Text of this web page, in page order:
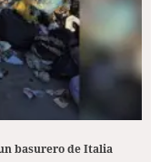
basurero de Italia